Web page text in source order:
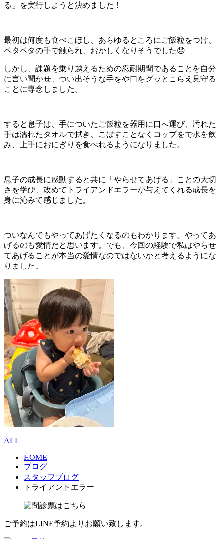
る」を実行しようと決めました！
最初は何度も食べこぼし、あらゆるところにご飯粒をつけ、
ベタベタの手で触られ、おかしくなりそうでした😞
しかし、課題を乗り越えるための忍耐期間であることを自分
に言い聞かせ、つい出そうな手をや口をグッとこらえ見守る
ことに専念しました。
すると息子は、手についたご飯粒を器用に口へ運び、汚れた
手は濡れたタオルで拭き、こぼすことなくコップをで水を飲
み、上手におにぎりを食べれるようになりました。
息子の成長に感動すると共に「やらせてあげる」ことの大切
さを学び、改めてトライアンドエラーが与えてくれる成長を
身に沁みて感じました。
ついなんでもやってあげたくなるのもわかります。やってあ
げるのも愛情だと思います。でも、今回の経験で私はやらせ
てあげることが本当の愛情なのではないかと考えるようにな
りました。
ALL
HOME
ブログ
スタッフブログ
トライアンドエラー
ご予約はLINE予約よりお願い致します。